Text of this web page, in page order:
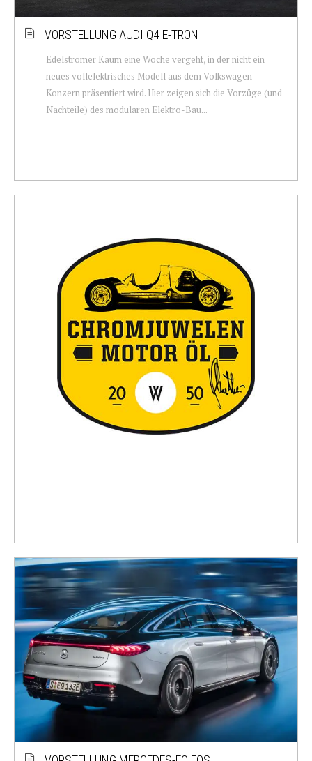
VORSTELLUNG AUDI Q4 E-TRON
Edelstromer Kaum eine Woche vergeht, in der nicht ein
neues vollelektrisches Modell aus dem Volkswagen-
Konzern präsentiert wird. Hier zeigen sich die Vorzüge (und
Nachteile) des modularen Elektro-Bau...